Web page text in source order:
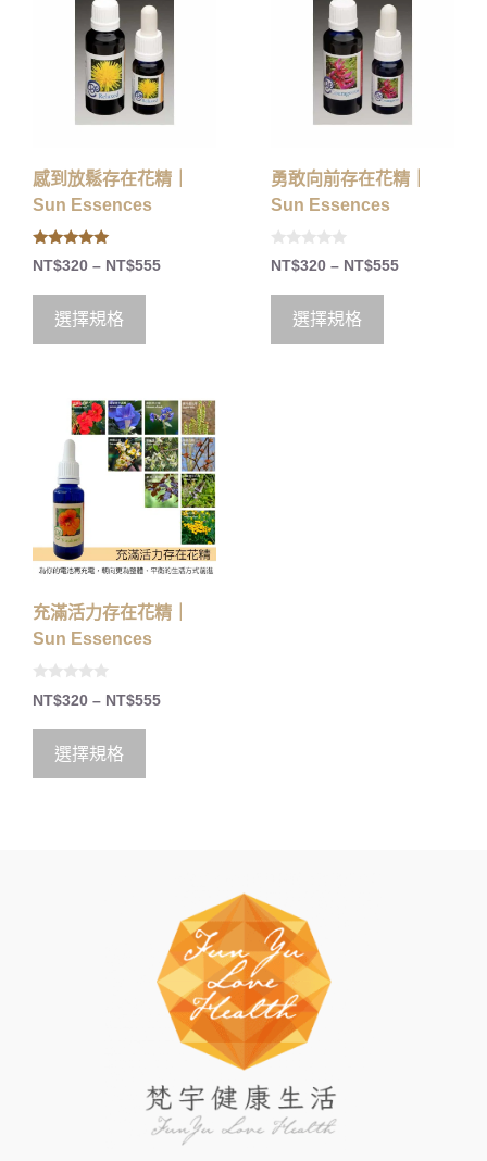
感到放鬆存在花精｜
Sun Essences
5.00
out of 5
NT$320 – NT$555
選擇規格
勇敢向前存在花精｜
Sun Essences
0
o
5
NT$320 – NT$555
選擇規格
充滿活力存在花精｜
Sun Essences
0
o
5
NT$320 – NT$555
選擇規格